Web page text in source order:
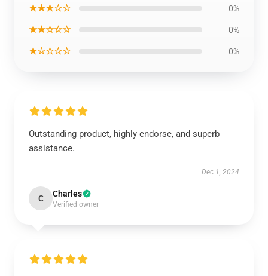
★★★☆☆ 0%
★★☆☆☆ 0%
★☆☆☆☆ 0%
Outstanding product, highly endorse, and superb
assistance.
Dec 1, 2024
C Charles
Verified owner